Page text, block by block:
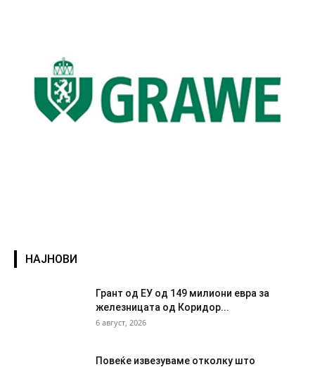
НАЈНОВИ
Грант од ЕУ од 149 милиони евра за
железницата од Коридор...
6 август, 2026
Повеќе извезуваме отколку што